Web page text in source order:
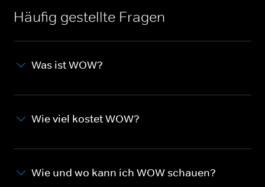
Häufig gestellte Fragen
Was ist WOW?
Wie viel kostet WOW?
Wie und wo kann ich WOW schauen?